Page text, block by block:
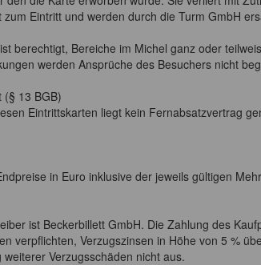
Eintritt und werden durch die Turm GmbH
berechtigt, Bereiche im Michel ganz oder
werden Ansprüche des Besuchers nicht
(§ 13 BGB)
Eintrittskarten liegt kein Fernabsatzvertrag
in Euro inklusive der jeweils gültigen
ist Beckerbillett GmbH. Die Zahlung des
verpflichten, Verzugszinsen in Höhe von 5 %
Verzugsschäden nicht aus.